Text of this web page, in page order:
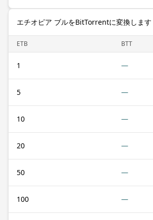
エチオピア ブルをBitTorrentに変換します
ETB BTT
1 —
5 —
10 —
20 —
50 —
100 —